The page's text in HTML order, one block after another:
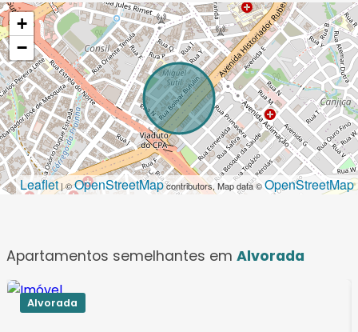
+
−
Leaflet | ©OpenStreetMapcontributors, Map data ©OpenStreetMap
Apartamentos semelhantes em Alvorada
Alvorada